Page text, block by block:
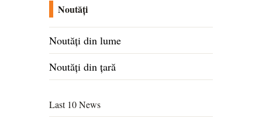
Noutăți
Noutăți din lume
Noutăți din țară
Last 10 News